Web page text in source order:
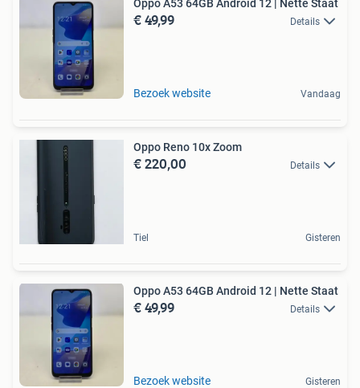
Oppo A53 64GB Android 12 | Nette Staat
€ 49,99 Details
Bezoek website Vandaag
Oppo Reno 10x Zoom
€ 220,00 Details
Tiel Gisteren
Oppo A53 64GB Android 12 | Nette Staat
€ 49,99 Details
Bezoek website Gisteren